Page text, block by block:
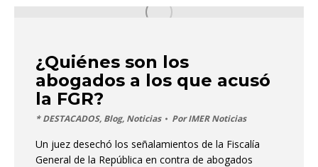
¿Quiénes son los
abogados a los que acusó
la FGR?
* DESTACADOS, Blog, Noticias PorIMER Noticias
Un juez desechó los señalamientos de la Fiscalía
General de la República en contra de abogados